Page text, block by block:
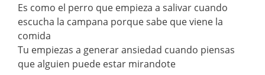
Es como el perro que empieza a salivar cuando
escucha la campana porque sabe que viene la
comida
Tu empiezas a generar ansiedad cuando piensas
que alguien puede estar mirandote